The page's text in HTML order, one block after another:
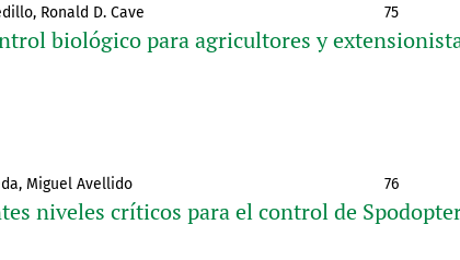
Ronald D. Cave 75
biológico para agricultores y
Miguel Avellido 76
niveles críticos para el control de